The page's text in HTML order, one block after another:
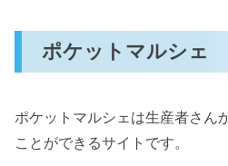
ポケットマルシェ
ポケットマルシェは生産者さん
ことができるサイトです。